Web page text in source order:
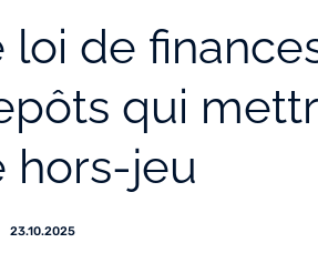
loi de
qui
hors-jeu
23.10.2025